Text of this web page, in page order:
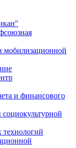
мобилизационной
и финансового